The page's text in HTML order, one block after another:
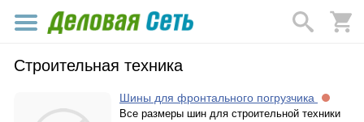
Строительная техника
Шины для фронтального погрузчика
Все размеры шин для строительной техники